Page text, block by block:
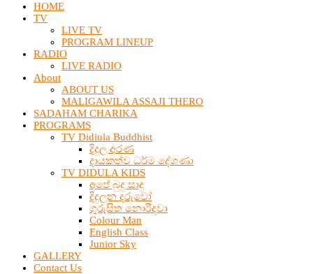
HOME
TV
LIVE TV
PROGRAM LINEUP
RADIO
LIVE RADIO
About
ABOUT US
MALIGAWILA ASSAJI THERO
SADAHAM CHARIKA
PROGRAMS
TV Didiula Buddhist
දිදුල අරණ
දායකත්ව ධර්ම දේශණා
TV DIDULA KIDS
අපේ බුදු සාදු
දිදුලන දරුවෝ
ගුරුසිත නොරිදවා
Colour Man
English Class
Junior Sky
GALLERY
Contact Us